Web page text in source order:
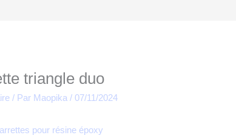
triangle duo
/ Par Maopika/ 07/11/2024